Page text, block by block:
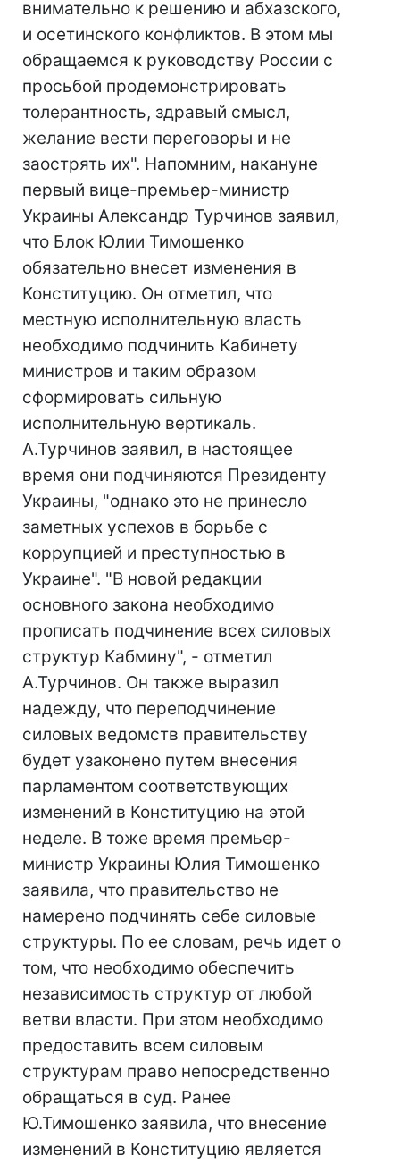
внимательно к решению и абхазского,
и осетинского конфликтов. В этом мы
обращаемся к руководству России с
просьбой продемонстрировать
толерантность, здравый смысл,
желание вести переговоры и не
заострять их". Напомним, накануне
первый вице-премьер-министр
Украины Александр Турчинов заявил,
что Блок Юлии Тимошенко
обязательно внесет изменения в
Конституцию. Он отметил, что
местную исполнительную власть
необходимо подчинить Кабинету
министров и таким образом
сформировать сильную
исполнительную вертикаль.
А.Турчинов заявил, в настоящее
время они подчиняются Президенту
Украины, "однако это не принесло
заметных успехов в борьбе с
коррупцией и преступностью в
Украине". "В новой редакции
основного закона необходимо
прописать подчинение всех силовых
структур Кабмину", - отметил
А.Турчинов. Он также выразил
надежду, что переподчинение
силовых ведомств правительству
будет узаконено путем внесения
парламентом соответствующих
изменений в Конституцию на этой
неделе. В тоже время премьер-
министр Украины Юлия Тимошенко
заявила, что правительство не
намерено подчинять себе силовые
структуры. По ее словам, речь идет о
том, что необходимо обеспечить
независимость структур от любой
ветви власти. При этом необходимо
предоставить всем силовым
структурам право непосредственно
обращаться в суд. Ранее
Ю.Тимошенко заявила, что внесение
изменений в Конституцию является